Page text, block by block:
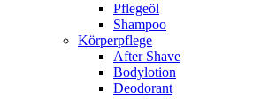
Pflegeöl
Shampoo
Körperpflege
After Shave
Bodylotion
Deodorant